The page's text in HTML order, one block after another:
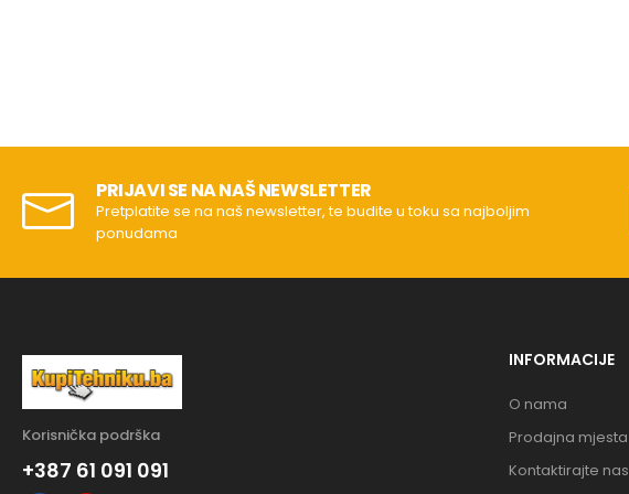
PRIJAVI SE NA NAŠ NEWSLETTER
Pretplatite se na naš newsletter, te budite u toku sa najboljim
ponudama
Korisnička podrška
+387 61 091 091
INFORMACIJE
O nama
Prodajna mjesta
Kontaktirajte nas